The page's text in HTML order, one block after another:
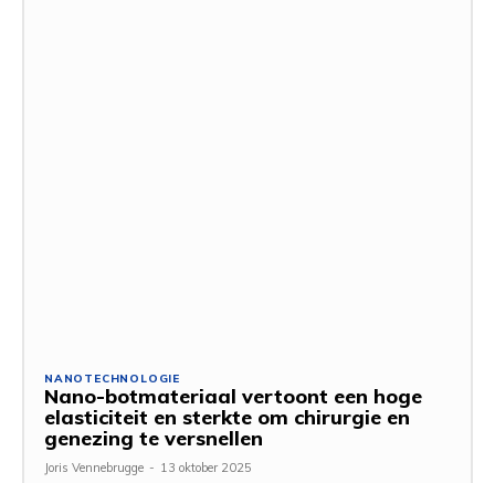
NANOTECHNOLOGIE
Nano-botmateriaal vertoont een hoge
elasticiteit en sterkte om chirurgie en
genezing te versnellen
Joris Vennebrugge - 13 oktober 2025